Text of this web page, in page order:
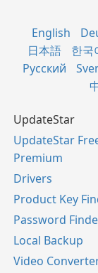
English
日本語
한국
Русский
UpdateStar
UpdateStar
Premium
Drivers
Product Key
Password
Local Backup
Video